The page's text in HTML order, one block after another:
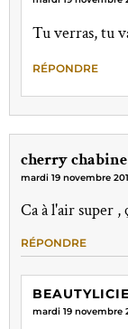
Tu verras, tu
RÉPONDRE
cherry chabine
mardi 19 novembre
Ca à l'air super
RÉPONDRE
mardi 19 novembre